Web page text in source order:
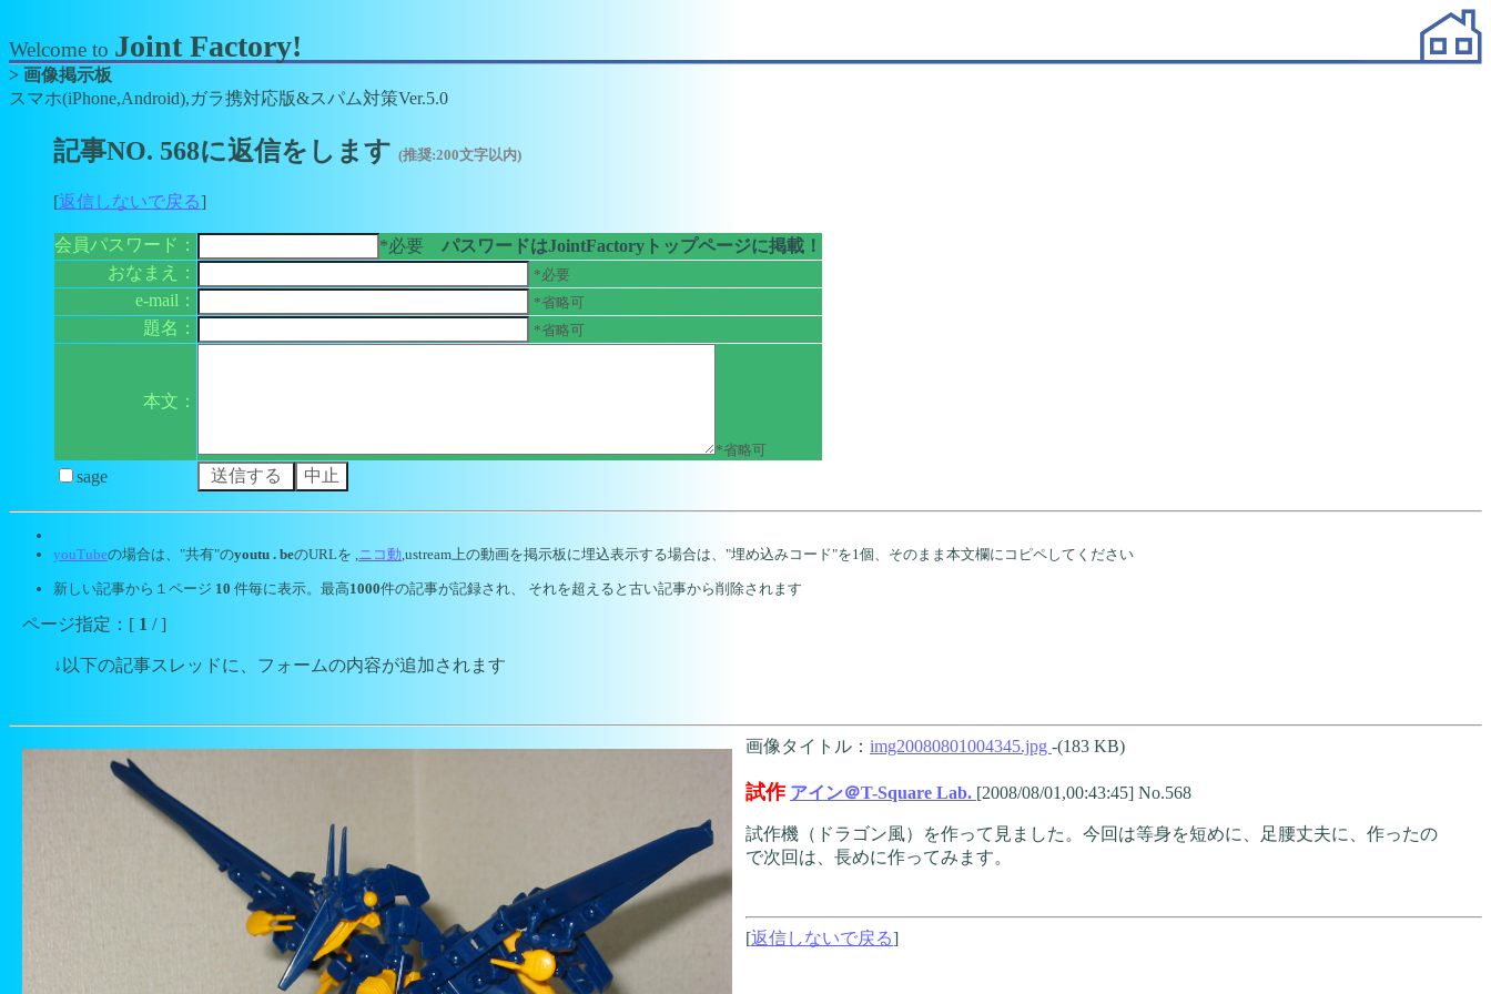
Welcome to Joint Factory!
> 画像掲示板
スマホ(iPhone,Android),ガラ携対応版&スパム対策Ver.5.0
記事NO. 568に返信をします (推奨:200文字以内)
[返信しないで戻る]
会員パスワード： *必要 パスワードはJointFactoryトップページに掲載！
おなまえ：
*必要
e-mail： *省略可
題名： *省略可
本文：
*省略可
sage
youTubeの場合は、"共有"のyoutu . beのURLを , ニコ動 ,ustream上の動画を掲示板に埋込表示する場合は、"埋め込みコード"を1個、そのまま本文欄にコピペしてください
新しい記事から１ページ 10 件毎に表示。最高1000件の記事が記録され、 それを超えると古い記事から削除されます
ページ指定：[ 1 / ]
↓以下の記事スレッドに、フォームの内容が追加されます
画像タイトル： img20080801004345.jpg -(183 KB)
試作 アイン＠T-Square Lab. [2008/08/01,00:43:45] No.568
試作機（ドラゴン風）を作って見ました。今回は等身を短めに、足腰丈夫に、作ったの
で次回は、長めに作ってみます。
[返信しないで戻る]